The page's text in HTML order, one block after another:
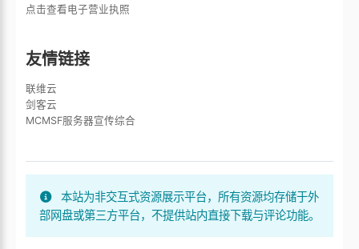
点击查看电子营业执照
友情链接
联维云
剑客云
MCMSF服务器宣传综合
本站为非交互式资源展示平台，所有资源均存储于外
部网盘或第三方平台，不提供站内直接下载与评论功能。